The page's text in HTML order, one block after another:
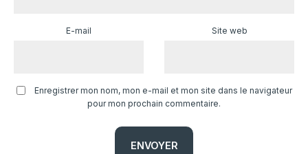
E-mail Site web
Enregistrer mon nom, mon e-mail et mon site dans le navigateur
pour mon prochain commentaire.